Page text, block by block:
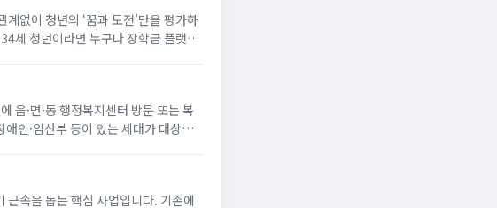
없이 청년의 ‘꿈과 도전’만을 평가하
세 청년이라면 누구나 장학금 플랫폼
읍·면·동 행정복지센터 방문 또는 복
애인·임산부 등이 있는 세대가 대상
속을 돕는 핵심 사업입니다. 기존에